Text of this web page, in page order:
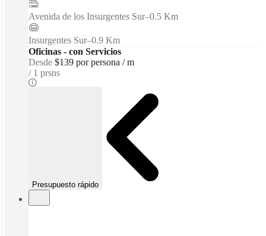
Avenida de los Insurgentes Sur–0.5 Km
Insurgentes Sur–0.9 Km
Oficinas - con Servicios
Desde $139 por persona / m
1 prsns
Presupuesto rápido